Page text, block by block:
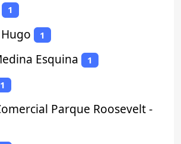
1
1
Esquina 1
1
Parque Roosevelt -